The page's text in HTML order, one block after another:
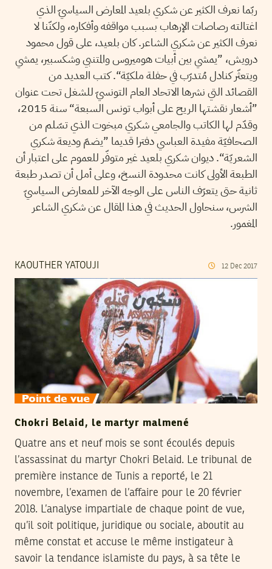
ربّما نعرف الكثير عن شكري بلعيد المعارض السياسيّ الذي
اغتالته رصاصات الإرهاب بسبب مواقفه وأفكاره، ولكنّنا لا
نعرف الكثير عن شكري الشاعر. كان بلعيد، على قول محمود
درويش، ”يمشي بين أبيات هوميروس والمتنبي وشكسبير، يمشي
ويتعثّر كنادل مُتدرّب في حفلة ملكيّة“. كتب العديد من
القصائد التي نشرها الاتحاد العام التونسيّ للشغل تحت عنوان
”أشعار نقشتها الريح على أبواب تونس السبعة“ سنة 2015،
وقدّم لها الكاتب والجامعي شكري مبخوت الذي تسّلم من
الصحافيّة مفيدة العباسي دفترا قديما ”يضمّ وديعة شكري
الشعريّة“. ديوان شكري بلعيد غير متوفّر للعموم على اعتبار أن
الطبعة الأولى كانت محدودة النسخ، وعلى أمل أن تصدر طبعة
ثانية حتى يتعرّف الناس على الوجه الآخر للمعارض السياسيّ
الشرس، سنحاول الحديث في هذا المقال عن شكري الشاعر
المغمور.
KAOUTHER YATOUJI 12 Dec 2017
Chokri Belaid, le martyr malmené
Quatre ans et neuf mois se sont écoulés depuis
l’assassinat du martyr Chokri Belaid. Le tribunal de
première instance de Tunis a reporté, le 21
novembre, l’examen de l’affaire pour le 20 février
2018. L’analyse impartiale de chaque point de vue,
qu’il soit politique, juridique ou sociale, aboutit au
même constat et accuse le même instigateur à
savoir la tendance islamiste du pays, à sa tête le